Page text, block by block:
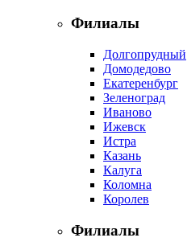
Филиалы
Долгопрудный
Домодедово
Екатеренбург
Зеленоград
Иваново
Ижевск
Истра
Казань
Калуга
Коломна
Королев
Филиалы